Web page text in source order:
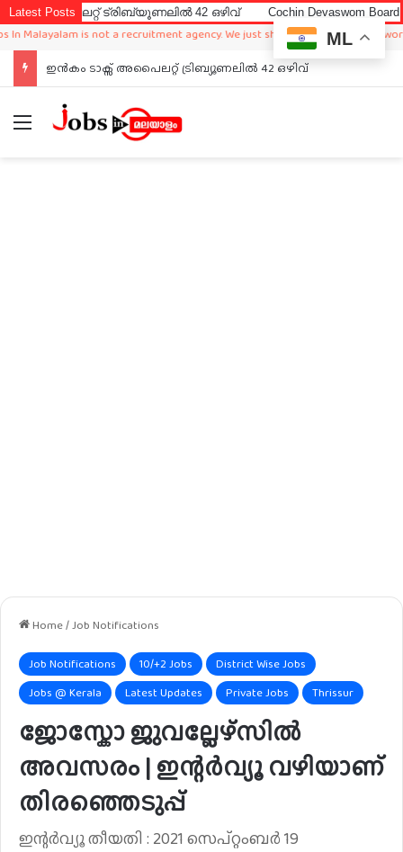
Latest Postsട്രിബ്യൂണലിൽ 42 ഒഴിവ് Cochin Devaswom Board LD Clerk
is not a recruitment agency. We just sharing available job in
ഇൻകം ടാക്സ് അപൈലറ്റ് ട്രിബ്യൂണലിൽ 42 ഒഴിവ്
Menu
Home/Job Notifications
Job Notifications 10/+2 Jobs
District Wise Jobs
Jobs @ Kerala
Latest Updates Private Jobs Thrissur
ജോസ്കോ ജുവല്ലേഴ്സിൽ
അവസരം | ഇന്റർവ്യൂ വഴിയാണ്
തിരഞ്ഞെടുപ്പ്
ഇന്റർവ്യൂ തീയതി : 2021 സെപ്റ്റംബർ 19
ML